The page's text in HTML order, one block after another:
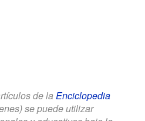
de la Enciclopedia
se puede utilizar